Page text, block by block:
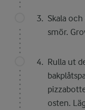
Skala
smör.
Rulla ut
osten.